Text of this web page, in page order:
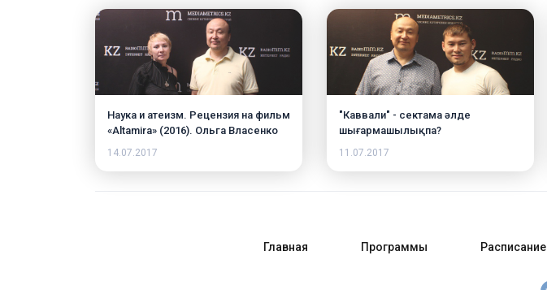
Наука и атеизм. Рецензия на фильм
«Altamira» (2016). Ольга Власенко
14.07.2017
"Каввали" - сектама әлде
шығармашылықпа?
11.07.2017
Главная Программы Расписание